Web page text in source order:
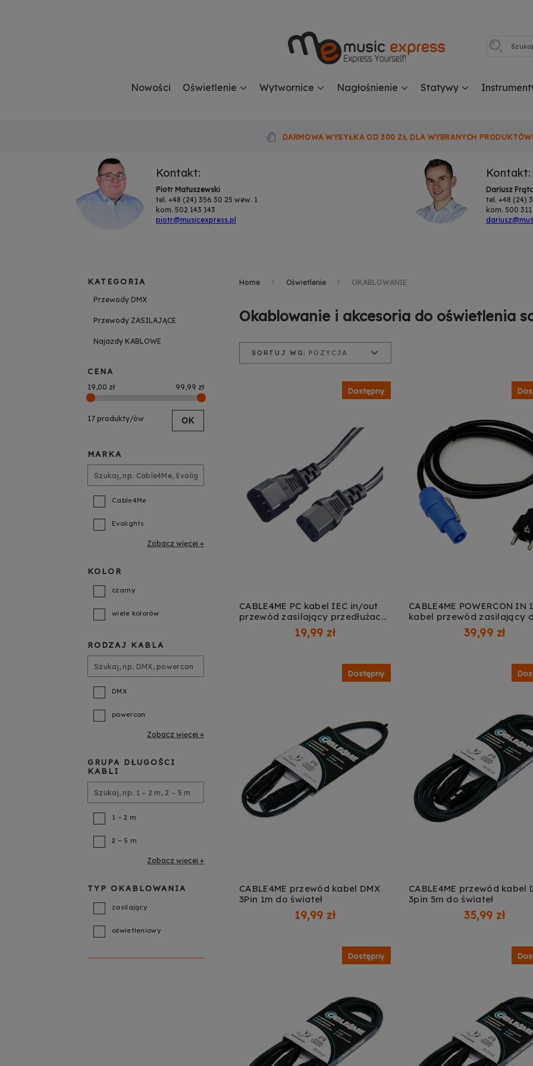
Nowości Oświetlenie Wytwornice Nagłośnienie Statywy
DARMOWA WYSYŁKA OD 300 ZŁ DLA WYBRANYCH PRODUKTÓW!
Kontakt:
Piotr Matuszewski
tel. +48 (24) 356 30 25 wew. 1
kom. 502 143 143
piotr@musicexpress.pl
Kontakt:
Dariusz
tel. +48 (24)
kom. 500
Home Oświetlenie OKABLOWANIE
SORTUJ WG: POZYCJA
Dostępny
CABLE4ME PC kabel IEC in/out
przewód zasilający przedłużacz
19,99 zł
DODAJ DO KOSZYKA
CABLE4ME POWERCON IN
kabel przewód zasilający
oświetlenia nagłośnienia
mm² IP20 wtyczka typu F
39,99 zł
DODAJ DO KOSZYKA
Dostępny
CABLE4ME przewód kabel DMX
3Pin 1m do świateł
19,99 zł
DODAJ DO KOSZYKA
CABLE4ME przewód kabel
3pin 5m do świateł
35,99 zł
DODAJ DO KOSZYKA
Dostępny
Okablowanie i akcesoria do oświetlenia
KATEGORIA
Przewody DMX
Przewody ZASILAJĄCE
Najazdy KABLOWE
CENA
19,00 zł 99,99 zł
17 produkty/ów OK
MARKA
Cable4Me
Evolights
Zobacz więcej
KOLOR
czarny
wiele kolorów
RODZAJ KABLA
DMX
powercon
Zobacz więcej
GRUPA DŁUGOŚCI
KABLI
1 – 2 m
2 – 5 m
Zobacz więcej
TYP OKABLOWANIA
zasilający
oświetleniowy